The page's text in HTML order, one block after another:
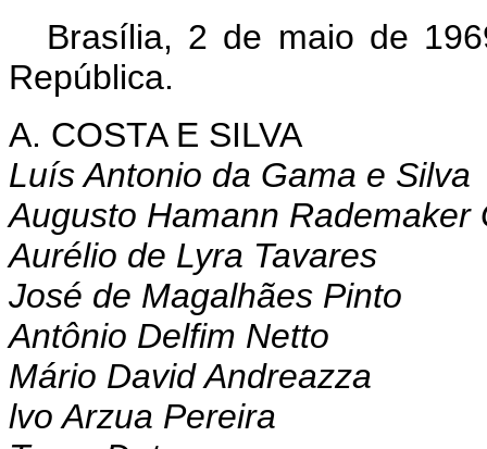
Brasília, 2 de maio de
República.
A. COSTA E SILVA
Luís Antonio da Gama e Silva
Augusto Hamann Rademaker
Aurélio de Lyra Tavares
José de Magalhães Pinto
Antônio Delfim Netto
Mário David Andreazza
lvo Arzua Pereira